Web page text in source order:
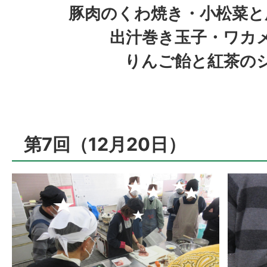
豚肉のくわ焼き・小松菜
出汁巻き玉子・ワカ
りんご飴と紅茶の
第7回（12月20日）